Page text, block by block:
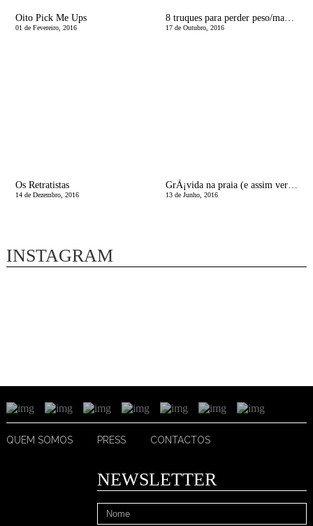
Oito Pick Me Ups
01 de Fevereiro, 2016
8 truques para perder peso/manter a linha
17 de Outubro, 2016
Os Retratistas
14 de Dezembro, 2016
GrÃ¡vida na praia (e assim verÃ£o em geral - e nÃ£o grÃ¡vidas tambÃ©m...)
13 de Junho, 2016
INSTAGRAM
QUEM SOMOS PRESS CONTACTOS
NEWSLETTER